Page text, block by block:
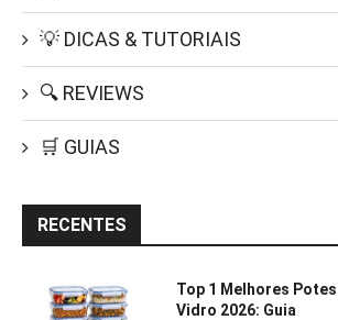
💡 DICAS & TUTORIAIS
🔍 REVIEWS
🛒 GUIAS
RECENTES
Top 1 Melhores
Vidro 2026: Guia